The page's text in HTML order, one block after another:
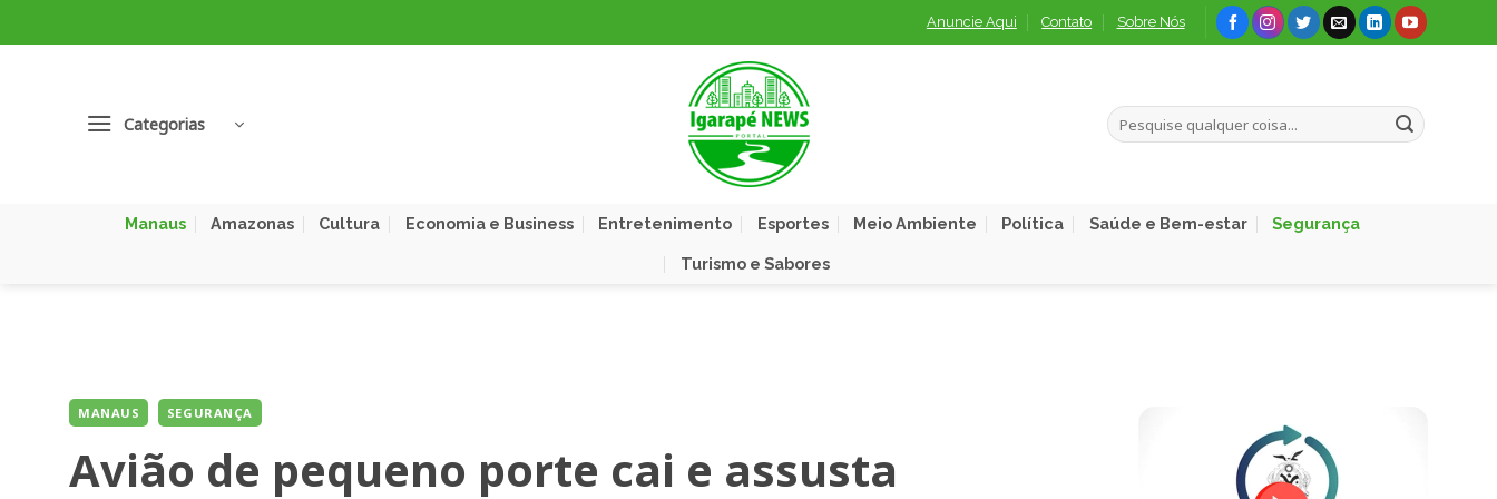
to
Anuncie Aqui Contato Sobre Nós
Categorias
Manaus Amazonas Cultura Economia e Business Entretenimento Esportes Meio Ambiente Política Saúde e Bem-estar Segurança
Turismo e Sabores
MANAUS SEGURANÇA
Avião de pequeno porte cai e assusta